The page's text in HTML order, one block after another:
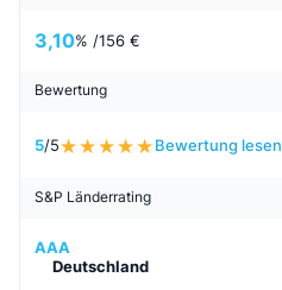
3,10% /156 €
Bewertung
5/5 Bewertung lesen
S&P Länderrating
AAA
Deutschland